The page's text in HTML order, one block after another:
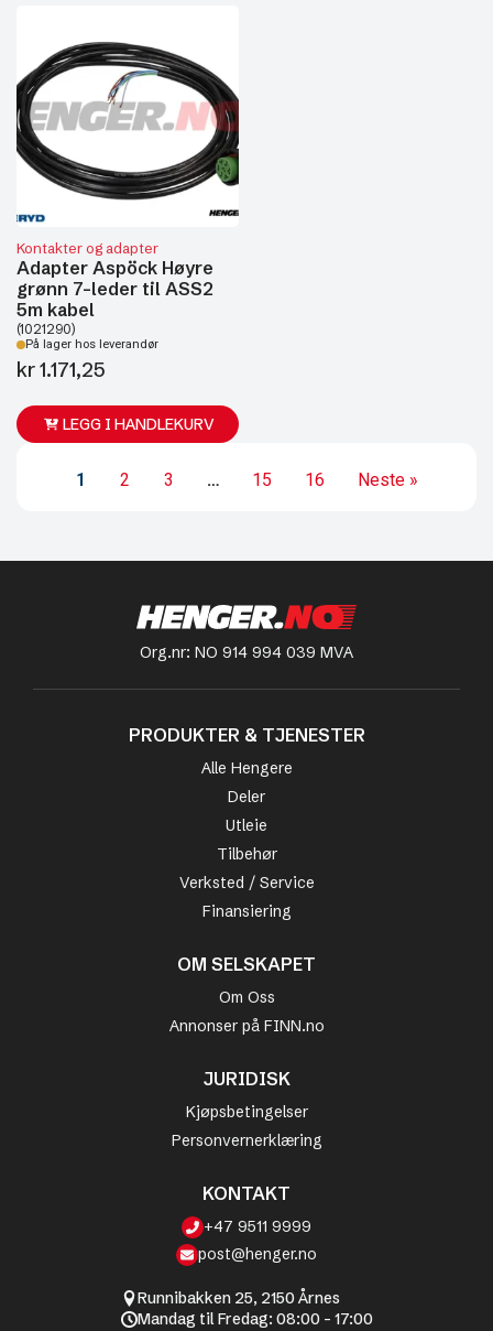
Kontakter og adapter
Adapter Aspöck Høyre
grønn 7-leder til ASS2
5m kabel
(1021290)
På lager hos leverandør
kr1.171,25
LEGG I HANDLEKURV
1 2 3 … 15 16 Neste »
Org.nr: NO 914 994 039 MVA
PRODUKTER & TJENESTER
Alle Hengere
Deler
Utleie
Tilbehør
Verksted / Service
Finansiering
OM SELSKAPET
Om Oss
Annonser på FINN.no
JURIDISK
Kjøpsbetingelser
Personvernerklæring
KONTAKT
+47 9511 9999
post@henger.no
Runnibakken 25, 2150 Årnes
Mandag til Fredag: 08:00 - 17:00